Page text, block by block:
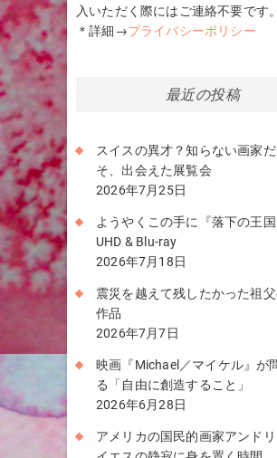
入いただく際にはご連絡不要です。
＊詳細→プライバシーポリシー
最近の投稿
スイスの異才？知らない画家だ
そ、出会えた展覧会
2026年7月25日
ようやくこの手に『落下の王
UHD & Blu-ray
2026年7月18日
震災を越えて残したかった祖
作品
2026年7月7日
映画『Michael／マイケル』が
る「自由に創造すること」
2026年6月28日
アメリカの国民的画家アンド